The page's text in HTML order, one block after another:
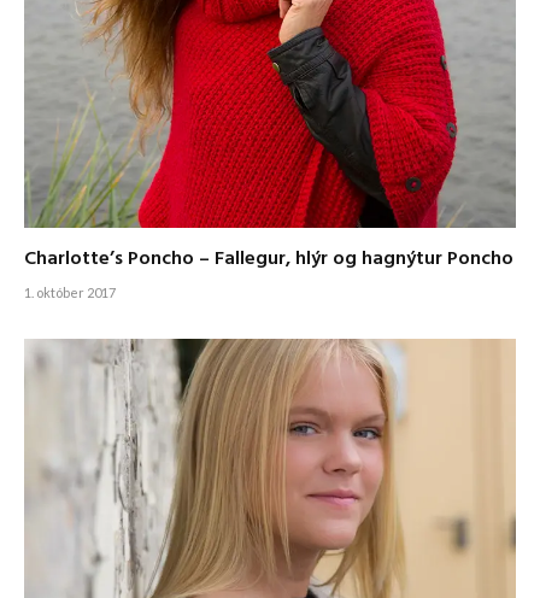
Charlotte’s Poncho – Fallegur, hlýr og hagnýtur Poncho
1. október 2017